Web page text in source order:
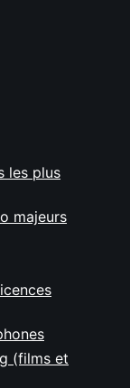
les plus
majeurs
(films et